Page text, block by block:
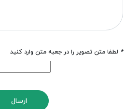
* لطفا متن تصویر را در جعبه متن وارد کنید
ارسال